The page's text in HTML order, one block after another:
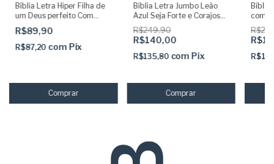
Bíblia Letra Hiper Filha de
um Deus perfeito Com
Harpa e indice ARC
R$89,90
R$87,20 com Pix
Bíblia Letra Jumbo Leão
Azul Seja Forte e Corajoso
com Abas Adesivas Capa
dura Acolchoada e Harpa
R$249,90
R$140,00
R$135,80 com Pix
Bíblia
com